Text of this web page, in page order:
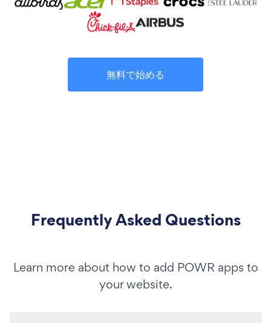
無料で始める
Frequently Asked Questions
Learn more about how to add POWR apps to
your website.